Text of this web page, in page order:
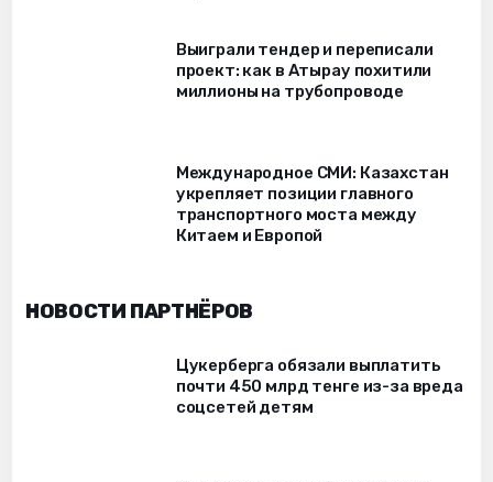
Выиграли тендер и переписали
проект: как в Атырау похитили
миллионы на трубопроводе
Международное СМИ: Казахстан
укрепляет позиции главного
транспортного моста между
Китаем и Европой
НОВОСТИ ПАРТНЁРОВ
Цукерберга обязали выплатить
почти 450 млрд тенге из-за вреда
соцсетей детям